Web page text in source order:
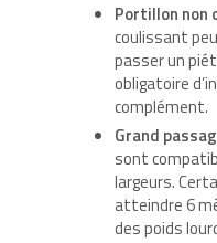
Portillon non
coulissant
passer un
obligatoire
complément.
Grand
sont
largeurs.
atteindre 6
des poids